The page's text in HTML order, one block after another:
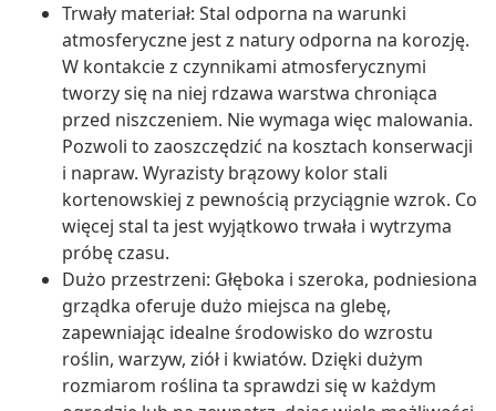
Trwały materiał: Stal odporna na warunki
atmosferyczne jest z natury odporna na korozję.
W kontakcie z czynnikami atmosferycznymi
tworzy się na niej rdzawa warstwa chroniąca
przed niszczeniem. Nie wymaga więc malowania.
Pozwoli to zaoszczędzić na kosztach konserwacji
i napraw. Wyrazisty brązowy kolor stali
kortenowskiej z pewnością przyciągnie wzrok. Co
więcej stal ta jest wyjątkowo trwała i wytrzyma
próbę czasu.
Dużo przestrzeni: Głęboka i szeroka, podniesiona
grządka oferuje dużo miejsca na glebę,
zapewniając idealne środowisko do wzrostu
roślin, warzyw, ziół i kwiatów. Dzięki dużym
rozmiarom roślina ta sprawdzi się w każdym